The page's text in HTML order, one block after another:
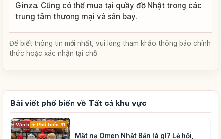
Ginza. Cũng có thể mua tại quầy đồ Nhật trong các
trung tâm thương mại và sân bay.
Để biết thông tin mới nhất, vui lòng tham khảo thông báo chính
thức hoặc xác nhận tại chỗ.
Bài viết phổ biến về Tất cả khu vực
Văn hóa truyền thống
Phổ biến #1
Mặt nạ Omen Nhật Bản là gì? Lễ hội,